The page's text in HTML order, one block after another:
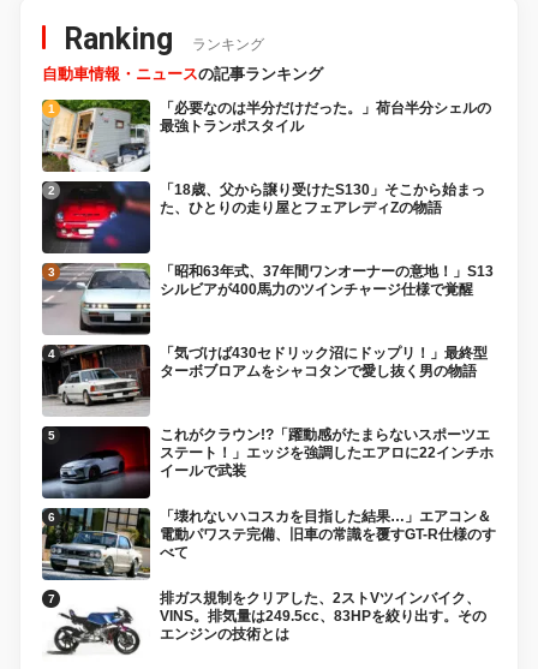
Ranking ランキング
自動車情報・ニュースの記事ランキング
「必要なのは半分だけだった。」荷台半分シェルの
最強トランポスタイル
「18歳、父から譲り受けたS130」そこから始まっ
た、ひとりの走り屋とフェアレディZの物語
「昭和63年式、37年間ワンオーナーの意地！」S13
シルビアが400馬力のツインチャージ仕様で覚醒
「気づけば430セドリック沼にドップリ！」最終型
ターボブロアムをシャコタンで愛し抜く男の物語
これがクラウン!?「躍動感がたまらないスポーツエ
ステート！」エッジを強調したエアロに22インチホ
イールで武装
「壊れないハコスカを目指した結果…」エアコン＆
電動パワステ完備、旧車の常識を覆すGT-R仕様のす
べて
排ガス規制をクリアした、2ストVツインバイク、
VINS。排気量は249.5cc、83HPを絞り出す。その
エンジンの技術とは